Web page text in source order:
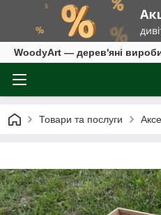
WoodyArt — дерев'яні
Товари та послуги